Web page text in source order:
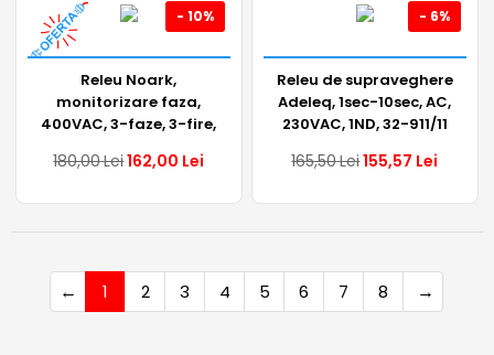
- 10%
Releu Noark,
monitorizare faza,
400VAC, 3-faze, 3-fire,
180,00Lei162,00 Lei
- 6%
Releu de supraveghere
Adeleq, 1sec-10sec, AC,
230VAC, 1ND, 32-911/11
165,50Lei155,57 Lei
1 2 3 4 5 6 7 8